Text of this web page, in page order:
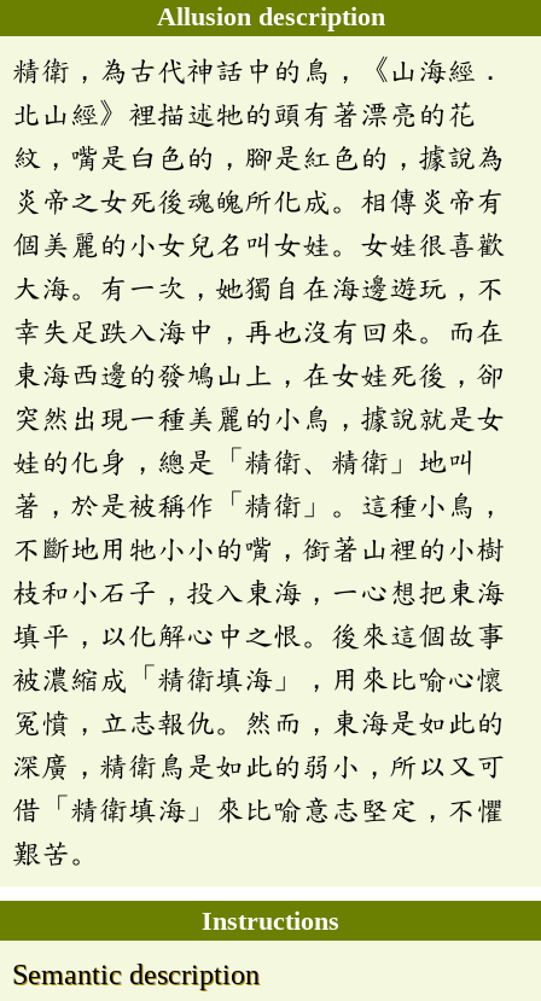
Allusion description
精衛，為古代神話中的鳥，《山海經．
北山經》裡描述牠的頭有著漂亮的花
紋，嘴是白色的，腳是紅色的，據說為
炎帝之女死後魂魄所化成。相傳炎帝有
個美麗的小女兒名叫女娃。女娃很喜歡
大海。有一次，她獨自在海邊遊玩，不
幸失足跌入海中，再也沒有回來。而在
東海西邊的發鳩山上，在女娃死後，卻
突然出現一種美麗的小鳥，據說就是女
娃的化身，總是「精衛、精衛」地叫
著，於是被稱作「精衛」。這種小鳥，
不斷地用牠小小的嘴，銜著山裡的小樹
枝和小石子，投入東海，一心想把東海
填平，以化解心中之恨。後來這個故事
被濃縮成「精衛填海」，用來比喻心懷
冤憤，立志報仇。然而，東海是如此的
深廣，精衛鳥是如此的弱小，所以又可
借「精衛填海」來比喻意志堅定，不懼
艱苦。
Instructions
Semantic description